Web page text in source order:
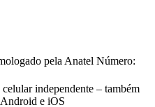
pela Anatel Número:
independente – também
e iOS